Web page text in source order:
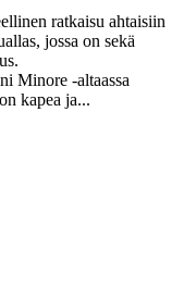
ratkaisu ahtaisiin
jossa on sekä
Minore -altaassa
kapea ja...